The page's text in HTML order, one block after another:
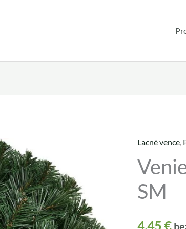
Lacné vence,
SM
4,45€
množstvo
Veniec
smrekový
prázdny